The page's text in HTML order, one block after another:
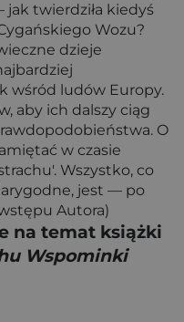
twierdziła kiedyś
Wozu?
dzieje
wśród ludów Europy.
aby ich dalszy ciąg
O
w czasie
Wszystko, co
jest — po
Autora)
na temat książki
Wspominki